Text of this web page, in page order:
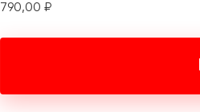
790,00 ₽